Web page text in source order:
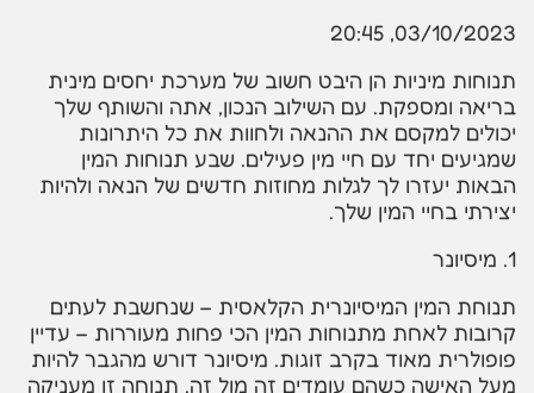
03/10/2023, 20:45
תנוחות מיניות הן היבט חשוב של מערכת יחסים מינית
בריאה ומספקת. עם השילוב הנכון, אתה והשותף שלך
יכולים למקסם את ההנאה ולחוות את כל היתרונות
שמגיעים יחד עם חיי מין פעילים. שבע תנוחות המין
הבאות יעזרו לך לגלות מחוזות חדשים של הנאה ולהיות
יצירתי בחיי המין שלך.
1. מיסיונר
תנוחת המין המיסיונרית הקלאסית – שנחשבת לעתים
קרובות לאחת מתנוחות המין הכי פחות מעוררות – עדיין
פופולרית מאוד בקרב זוגות. מיסיונר דורש מהגבר להיות
מעל האישה כשהם עומדים זה מול זה. תנוחה זו מעניקה